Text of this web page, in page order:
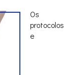
Os
protocolos
e